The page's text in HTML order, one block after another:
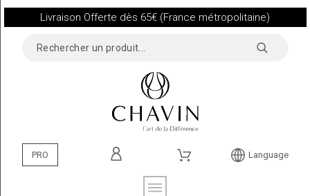
Livraison Offerte dès 65€ (France métropolitaine)
PRO Language